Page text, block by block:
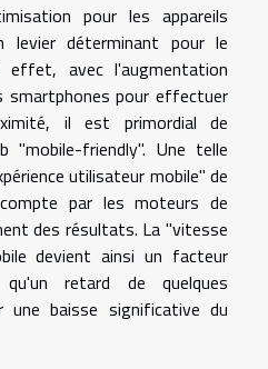
pour les appareils
levier déterminant pour le
effet, avec l'augmentation
smartphones pour effectuer
il est primordial de
"mobile-friendly". Une telle
utilisateur mobile" de
par les moteurs de
des résultats. La "vitesse
devient ainsi un facteur
qu'un retard de quelques
une baisse significative du